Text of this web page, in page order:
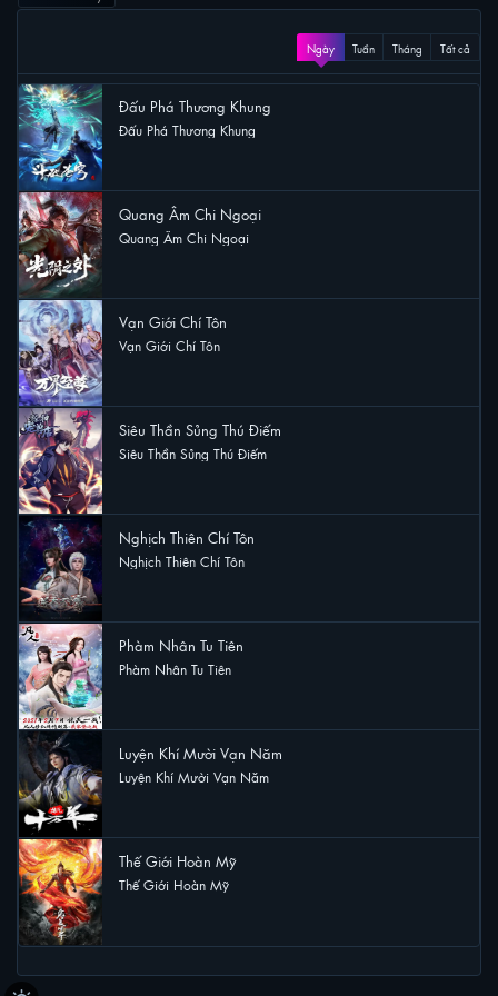
Ngày Tuần Tháng Tất cả
Đấu Phá Thương Khung
Đấu Phá Thương Khung
Quang Âm Chi Ngoại
Quang Âm Chi Ngoại
Vạn Giới Chí Tôn
Vạn Giới Chí Tôn
Siêu Thần Sủng Thú Điếm
Siêu Thần Sủng Thú Điếm
Nghịch Thiên Chí Tôn
Nghịch Thiên Chí Tôn
Phàm Nhân Tu Tiên
Phàm Nhân Tu Tiên
Luyện Khí Mười Vạn Năm
Luyện Khí Mười Vạn Năm
Thế Giới Hoàn Mỹ
Thế Giới Hoàn Mỹ